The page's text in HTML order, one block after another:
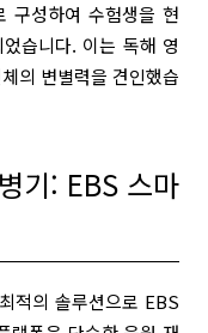
구성하여 수험생을 현
습니다. 이는 독해 영
의 변별력을 견인했습
기: EBS 스마
적의 솔루션으로 EBS